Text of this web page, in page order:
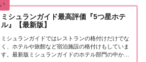
ミシュランガイド最高評価『5つ星ホテ
ル』【最新版】
ミシュランガイドではレストランの格付けだけでな
く、ホテルや旅館など宿泊施設の格付けもしていま
す。最新版ミシュランガイドのホテル部門の中から